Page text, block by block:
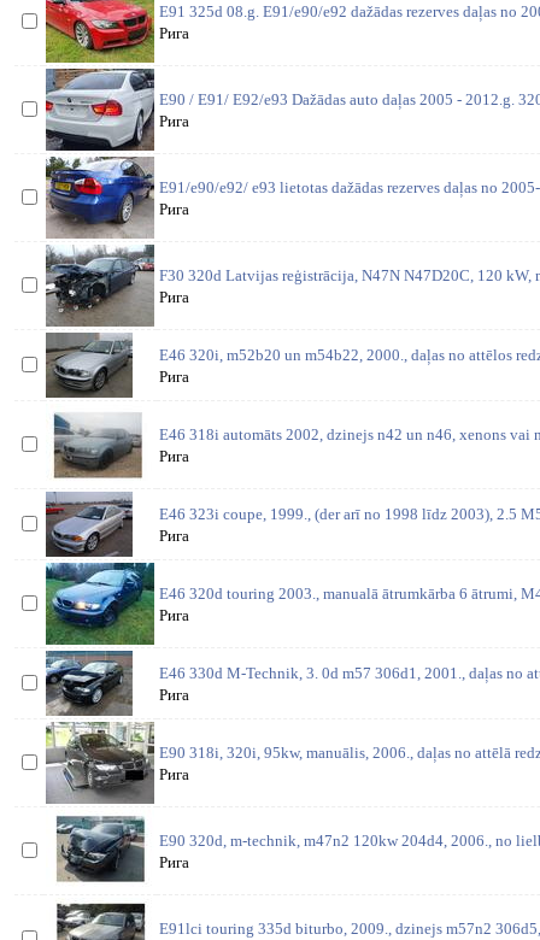
E91 325d 08.g. E91/e90/e92 dažādas rezerves daļas no
Рига
E90 / E91/ E92/e93 Dažādas auto daļas 2005 - 2012.g.
Рига
E91/e90/e92/ e93 lietotas dažādas rezerves daļas no
Рига
F30 320d Latvijas reģistrācija, N47N N47D20C, 120 kW,
Рига
E46 320i, m52b20 un m54b22, 2000., daļas no attēlos
Рига
E46 318i automāts 2002, dzinejs n42 un n46, xenons vai
Рига
E46 323i coupe, 1999., (der arī no 1998 līdz 2003), 2.5
Рига
E46 320d touring 2003., manualā ātrumkārba 6 ātrumi,
Рига
E46 330d M-Technik, 3. 0d m57 306d1, 2001., daļas no
Рига
E90 318i, 320i, 95kw, manuālis, 2006., daļas no attēlā
Рига
E90 320d, m-technik, m47n2 120kw 204d4, 2006., no
Рига
E91lci touring 335d biturbo, 2009., dzinejs m57n2